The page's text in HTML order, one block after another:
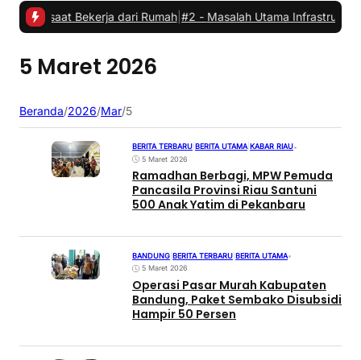
saat Bekerja dari Rumah|#2 -Masalah Utama Infrastruktur
5 Maret 2026
Beranda/2026/Mar/5
BERITA TERBARU BERITA UTAMA KABAR RIAU•
5 Maret 2026
Ramadhan Berbagi, MPW Pemuda
Pancasila Provinsi Riau Santuni
500 Anak Yatim di Pekanbaru
BANDUNG BERITA TERBARU BERITA UTAMA•
5 Maret 2026
Operasi Pasar Murah Kabupaten
Bandung, Paket Sembako Disubsidi
Hampir 50 Persen